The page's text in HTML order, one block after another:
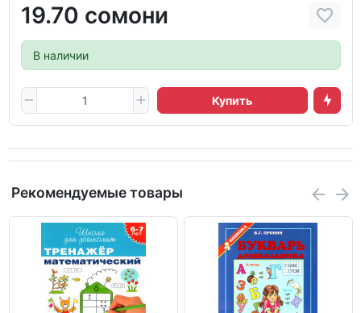
19.70 сомони
В наличии
Купить
Рекомендуемые товары